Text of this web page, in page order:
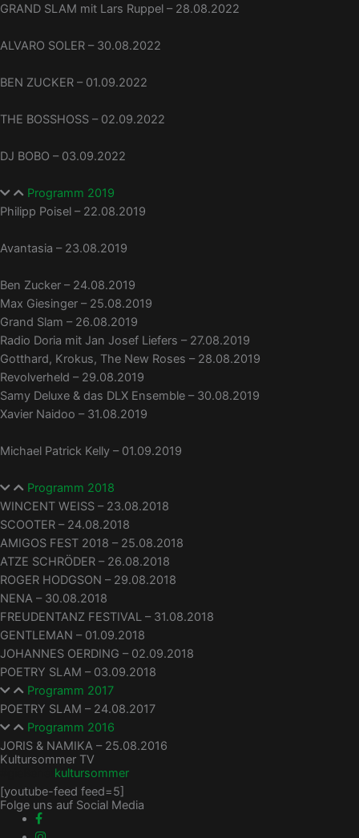
GRAND SLAM mit Lars Ruppel – 28.08.2022
ALVARO SOLER – 30.08.2022
BEN ZUCKER – 01.09.2022
THE BOSSHOSS – 02.09.2022
DJ BOBO – 03.09.2022
Programm 2019
Philipp Poisel – 22.08.2019
Avantasia – 23.08.2019
Ben Zucker – 24.08.2019
Max Giesinger – 25.08.2019
Grand Slam – 26.08.2019
Radio Doria mit Jan Josef Liefers – 27.08.2019
Gotthard, Krokus, The New Roses – 28.08.2019
Revolverheld – 29.08.2019
Samy Deluxe & das DLX Ensemble – 30.08.2019
Xavier Naidoo – 31.08.2019
Michael Patrick Kelly – 01.09.2019
Programm 2018
WINCENT WEISS – 23.08.2018
SCOOTER – 24.08.2018
AMIGOS FEST 2018 – 25.08.2018
ATZE SCHRÖDER – 26.08.2018
ROGER HODGSON – 29.08.2018
NENA – 30.08.2018
FREUDENTANZ FESTIVAL – 31.08.2018
GENTLEMAN – 01.09.2018
JOHANNES OERDING – 02.09.2018
POETRY SLAM – 03.09.2018
Programm 2017
POETRY SLAM – 24.08.2017
Programm 2016
JORIS & NAMIKA – 25.08.2016
Kultursommer TV
kultursommer
[youtube-feed feed=5]
Folge uns auf Social Media